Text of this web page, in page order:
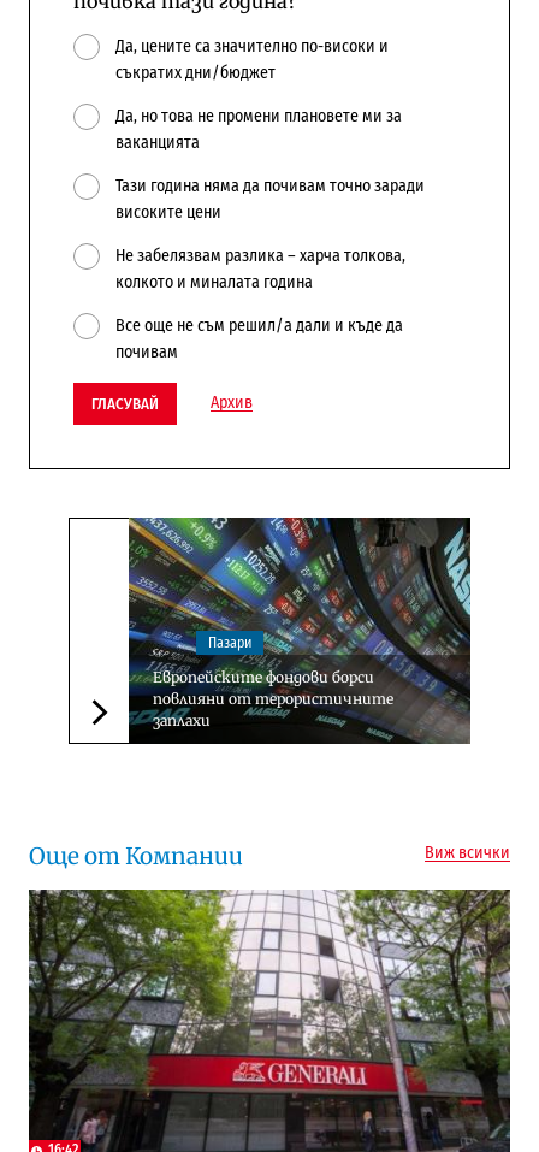
Да, цените са значително по-високи и
съкратих дни/бюджет
Да, но това не промени плановете ми за
ваканцията
Тази година няма да почивам точно заради
високите цени
Не забелязвам разлика – харча толкова,
колкото и миналата година
Все още не съм решил/а дали и къде да
почивам
ГЛАСУВАЙ Архив
Следваща новина
Пазари
Европейските фондови борси
повлияни от терористичните
заплахи
Още от Компании Виж всички